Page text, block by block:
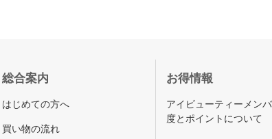
総合案内
はじめての方へ
買い物の流れ
お得情報
アイビューティーメン
度とポイントについて